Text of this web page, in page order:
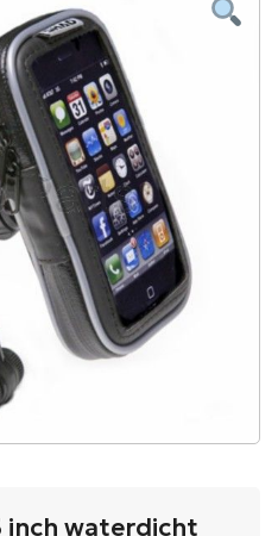
inch waterdicht